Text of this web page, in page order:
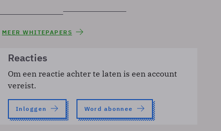
MEER WHITEPAPERS
Reacties
Om een reactie achter te laten is een account
vereist.
Inloggen Word abonnee